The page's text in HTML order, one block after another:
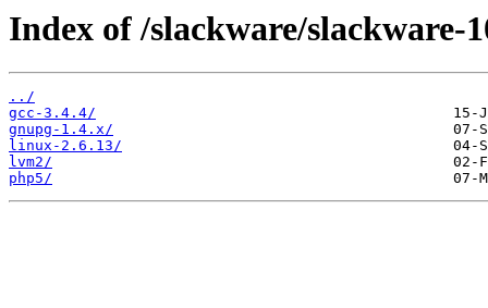
Index of /slackware/slackware-
../
gcc-3.4.4/
gnupg-1.4.x/
linux-2.6.13/
lvm2/
php5/